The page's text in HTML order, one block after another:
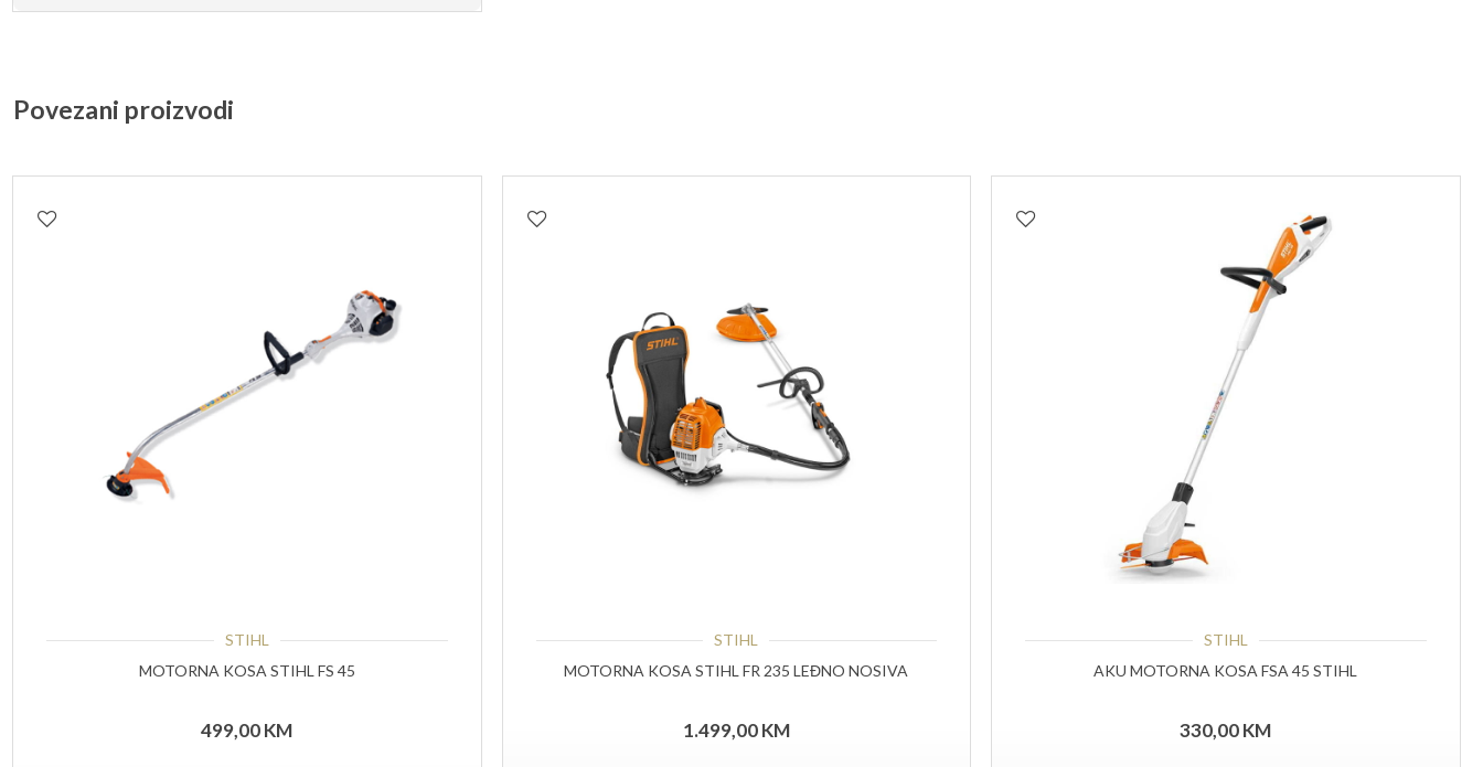
Povezani proizvodi
STIHL
MOTORNA KOSA STIHL FS 45
499,00KM
STIHL
MOTORNA KOSA STIHL FR 235 LEĐNO NOSIVA
1.499,00KM
STIHL
AKU MOTORNA KOSA FSA 45 STIHL
330,00KM